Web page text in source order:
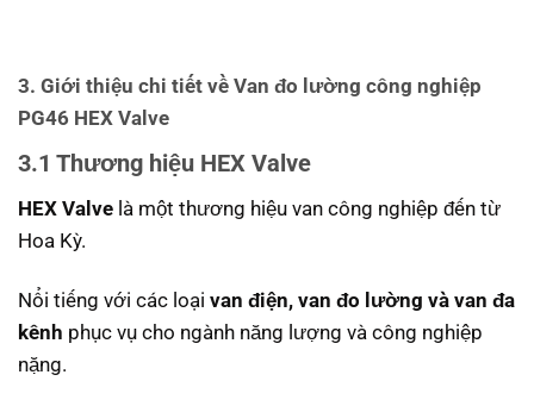
3. Giới thiệu chi tiết về Van đo lường công nghiệp
PG46 HEX Valve
3.1 Thương hiệu HEX Valve
HEX Valve là một thương hiệu van công nghiệp đến từ
Hoa Kỳ.
Nổi tiếng với các loại van điện, van đo lường và van đa
kênh phục vụ cho ngành năng lượng và công nghiệp
nặng.